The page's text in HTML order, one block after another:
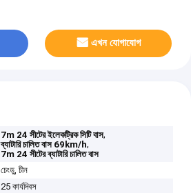
এখন যোগাযোগ
7m 24 সীটের ইলেকট্রিক সিটি বাস,
ব্যাটারি চালিত বাস 69km/h,
7m 24 সীটের ব্যাটারি চালিত বাস
চেংডু, চীন
25 কার্যদিবস